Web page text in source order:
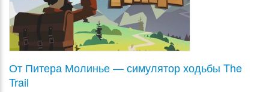
От Питера Молинье — симулятор ходьбы The
Trail